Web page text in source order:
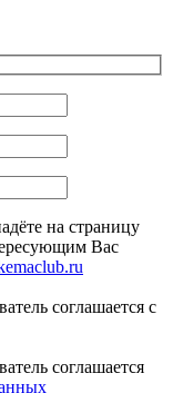
на страницу
Вас
соглашается с
соглашается